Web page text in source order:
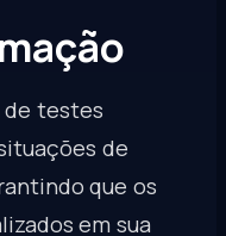
de testes
de
que os
em sua